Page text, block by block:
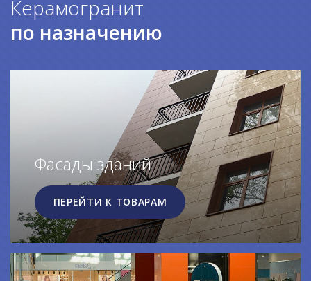
Керамогранит
по назначению
Фасады зданий
ПЕРЕЙТИ К ТОВАРАМ